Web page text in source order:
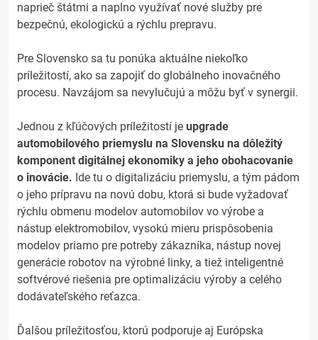
naprieč štátmi a naplno využívať nové služby pre
bezpečnú, ekologickú a rýchlu prepravu.
Pre Slovensko sa tu ponúka aktuálne niekoľko
príležitostí, ako sa zapojiť do globálneho inovačného
procesu. Navzájom sa nevylučujú a môžu byť v synergii.
Jednou z kľúčových príležitostí je upgrade
automobilového priemyslu na Slovensku na dôležitý
komponent digitálnej ekonomiky a jeho obohacovanie
o inovácie. Ide tu o digitalizáciu priemyslu, a tým pádom
o jeho prípravu na novú dobu, ktorá si bude vyžadovať
rýchlu obmenu modelov automobilov vo výrobe a
nástup elektromobilov, vysokú mieru prispôsobenia
modelov priamo pre potreby zákazníka, nástup novej
generácie robotov na výrobné linky, a tiež inteligentné
softvérové riešenia pre optimalizáciu výroby a celého
dodávateľského reťazca.
Ďalšou príležitosťou, ktorú podporuje aj Európska